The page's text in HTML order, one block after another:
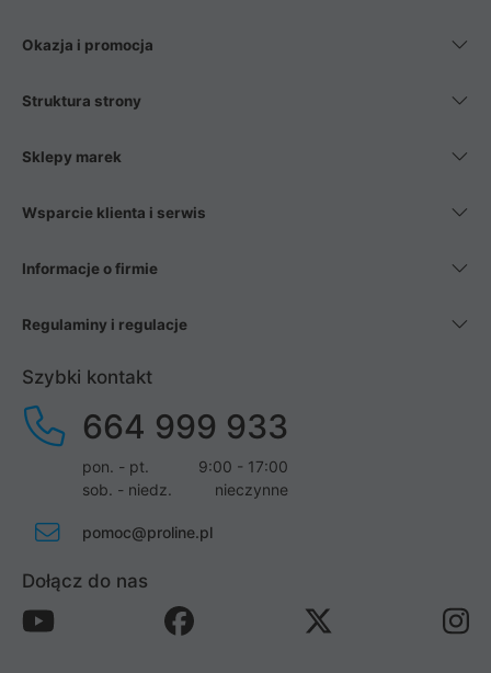
Okazja i promocja
Struktura strony
Sklepy marek
Wsparcie klienta i serwis
Informacje o firmie
Regulaminy i regulacje
Szybki kontakt
664 999 933
pon. - pt.
9:00 - 17:00
sob. - niedz.
nieczynne
pomoc@proline.pl
Dołącz do nas